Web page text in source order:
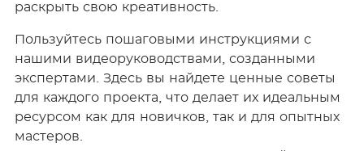
раскрыть свою креативность.
Пользуйтесь пошаговыми инструкциями с
нашими видеоруководствами, созданными
экспертами. Здесь вы найдете ценные советы
для каждого проекта, что делает их идеальным
ресурсом как для новичков, так и для опытных
мастеров.